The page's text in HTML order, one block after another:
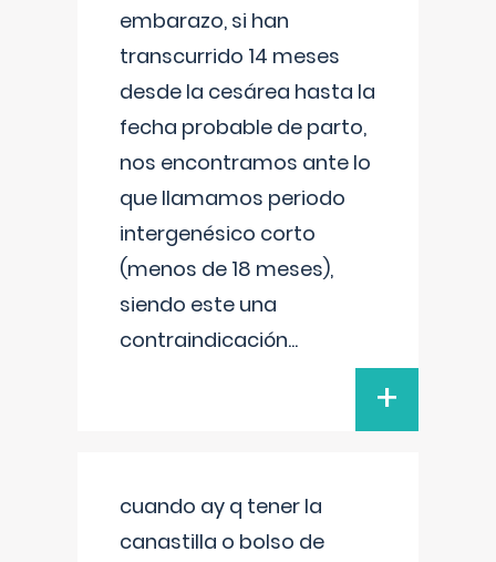
embarazo, si han
transcurrido 14 meses
desde la cesárea hasta la
fecha probable de parto,
nos encontramos ante lo
que llamamos periodo
intergenésico corto
(menos de 18 meses),
siendo este una
contraindicación...
+
cuando ay q tener la
canastilla o bolso de